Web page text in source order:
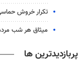
تکرار خروش
میثاق هر شب
پربازدیدترین ها